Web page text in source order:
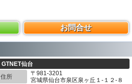
お問合せ
GTNET仙台
住所
〒981-3201
宮城県仙台市泉区泉ヶ丘１-１２-８